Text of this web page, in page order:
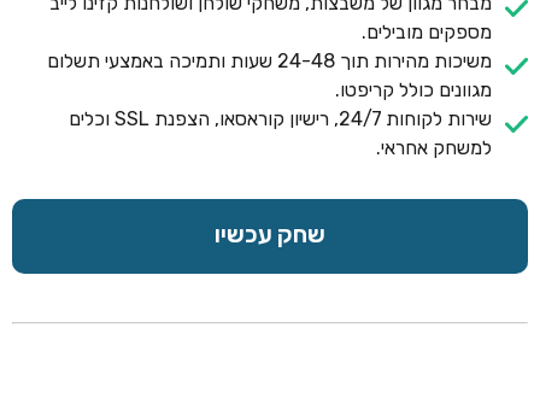
מספקים מובילים.
משיכות מהירות תוך 24-48 שעות ותמיכה באמצעי תשלום
מגוונים כולל קריפטו.
שירות לקוחות 24/7, רישיון קוראסאו, הצפנת SSL וכלים
למשחק אחראי.
שחק עכשיו